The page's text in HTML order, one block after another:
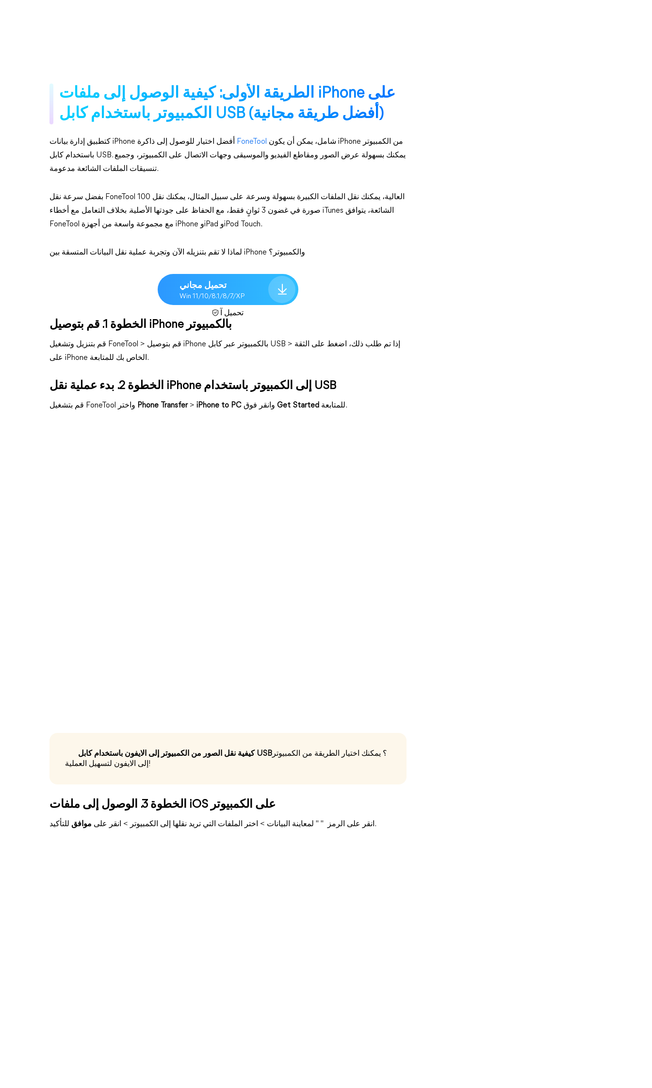
الطريقة الأولى: كيفية الوصول إلى ملفات iPhone على
الكمبيوتر باستخدام كابل USB (أفضل طريقة مجانية)
كتطبيق إدارة بيانات iPhone شامل، يمكن أن يكون FoneTool
أفضل اختيار للوصول إلى ذاكرة iPhone من الكمبيوتر
باستخدام كابل USB. يمكنك بسهولة عرض الصور ومقاطع الفيديو والموسيقى وجهات الاتصال على الكمبيوتر، وجميع
تنسيقات الملفات الشائعة مدعومة.
بفضل سرعة نقل FoneTool العالية، يمكنك نقل الملفات الكبيرة بسهولة وسرعة. على سبيل المثال، يمكنك نقل 100
صورة في غضون 3 ثوانٍ فقط، مع الحفاظ على جودتها الأصلية. بخلاف التعامل مع أخطاء iTunes الشائعة، يتوافق
FoneTool مع مجموعة واسعة من أجهزة iPhone وiPad وiPod Touch.
لماذا لا تقم بتنزيله الآن وتجربة عملية نقل البيانات المتسقة بين iPhone والكمبيوتر؟
تحميل مجاني
Win 11/10/8.1/8/7/XP
تحميل آ
الخطوة 1. قم بتوصيل iPhone بالكمبيوتر
قم بتنزيل وتشغيل FoneTool > قم بتوصيل iPhone بالكمبيوتر عبر كابل USB > إذا تم طلب ذلك، اضغط على الثقة
على iPhone الخاص بك للمتابعة.
الخطوة 2. بدء عملية نقل iPhone إلى الكمبيوتر باستخدام USB
Phone Transfer> iPhone to PC Get Started للمتابعة.
كيفية نقل الصور من الكمبيوتر إلى الايفون باستخدام كابل USB ؟ يمكنك اختيار الطريقة من الكمبيوتر
إلى الايفون لتسهيل العملية!
الخطوة 3. الوصول إلى ملفات iOS على الكمبيوتر
انقر على الرمز " " لمعاينة البيانات > اختر الملفات التي تريد نقلها إلى الكمبيوتر > انقر على موافق للتأكيد.